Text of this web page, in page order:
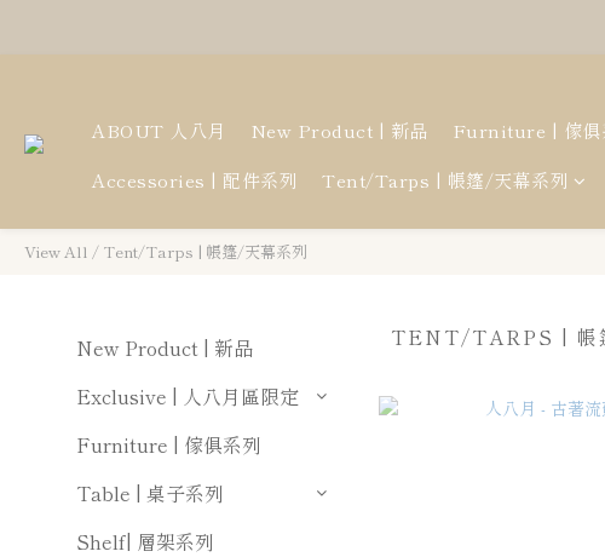
ABOUT 人八月 New Product | 新品 Furniture | 傢俱
Accessories | 配件系列
Tent/Tarps | 帳篷/天幕系列
View All / Tent/Tarps | 帳篷/天幕系列
New Product | 新品
Exclusive | 人八月區限定
Furniture | 傢俱系列
Table | 桌子系列
Shelf| 層架系列
TENT/TARPS | 帳